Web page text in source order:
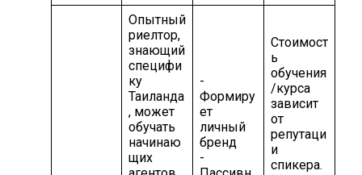
Опытный
риелтор,
знающий
специфи
ку
Таиланда
, может
обучать
начинаю
щих
-
Формиру
ет
личный
бренд
-
Стоимост
ь
обучения
/курса
зависит
от
репутаци
и
спикера.